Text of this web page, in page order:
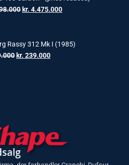
Original
kr. 4.698.000.
kr. 4.475.000Current
kr. 4.475.000.
Rassy 312 Mk I (1985)
Original
kr. 239.000Current